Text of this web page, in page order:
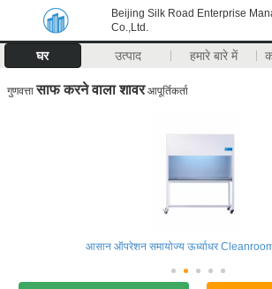
Beijing Silk Road Enterprise
Co.,Ltd.
घर उत्पाद हमारे बारे में
गुणवत्ता साफ करने वाला शावरआपूर्तिकर्ता
आसान ऑपरेशन समायोज्य ऊर्ध्वाधर Cleanroom